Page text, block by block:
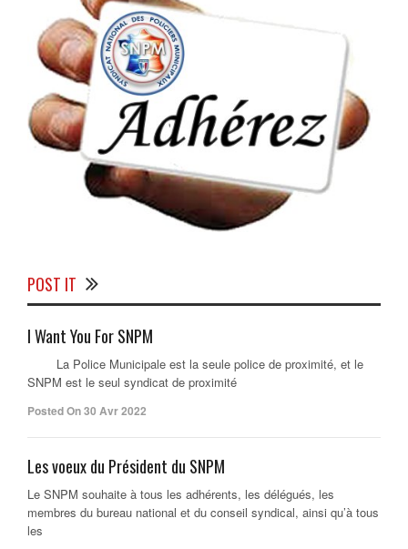
POST IT
I Want You For SNPM
La Police Municipale est la seule police de proximité, et le
SNPM est le seul syndicat de proximité
Posted On 30 Avr 2022
Les voeux du Président du SNPM
Le SNPM souhaite à tous les adhérents, les délégués, les
membres du bureau national et du conseil syndical, ainsi qu’à tous
les